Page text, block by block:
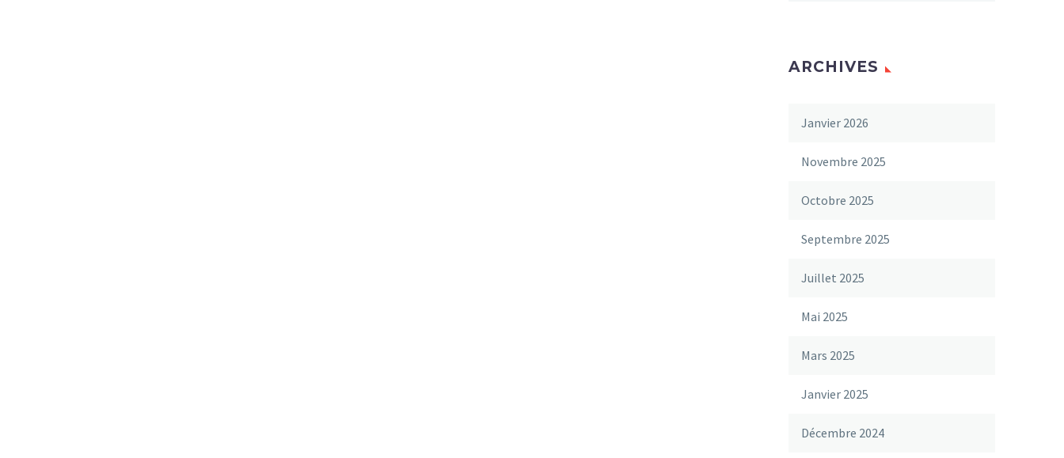
ARCHIVES
Janvier 2026
Novembre 2025
Octobre 2025
Septembre 2025
Juillet 2025
Mai 2025
Mars 2025
Janvier 2025
Décembre 2024